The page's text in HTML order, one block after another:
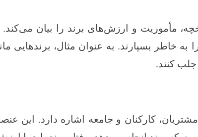
مأموریت و ارزش‌های برند را بیان
کنند.
مشتریان، کارکنان و جامعه اشاره دارد.